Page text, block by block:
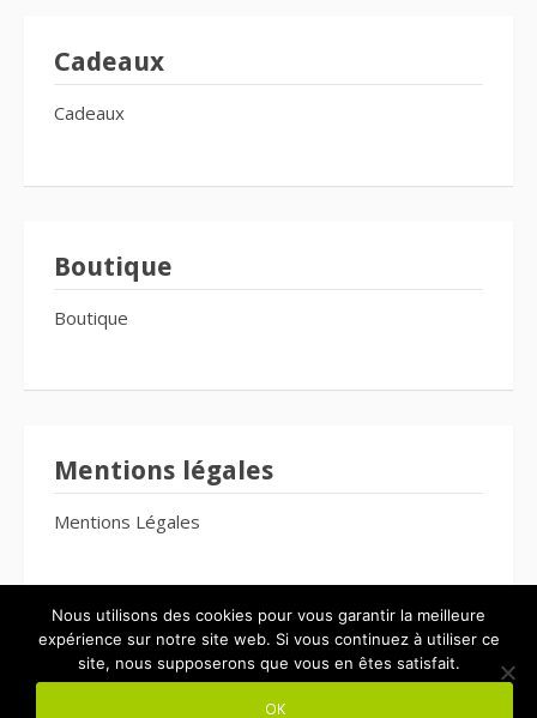
Cadeaux
Cadeaux
Boutique
Boutique
Mentions légales
Mentions Légales
Nous utilisons des cookies pour vous garantir la meilleure
expérience sur notre site web. Si vous continuez à utiliser ce
site, nous supposerons que vous en êtes satisfait.
OK